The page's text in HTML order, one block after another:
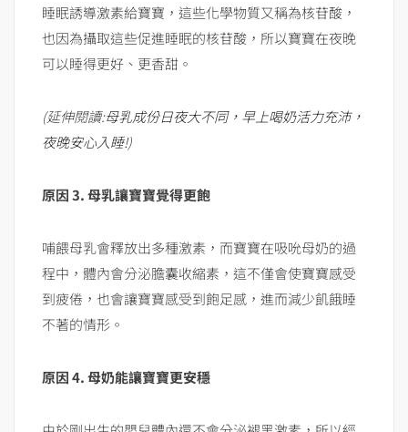
睡眠誘導激素給寶寶，這些化學物質又稱為核苷酸，
也因為攝取這些促進睡眠的核苷酸，所以寶寶在夜晚
可以睡得更好、更香甜。
(延伸閱讀:母乳成份日夜大不同，早上喝奶活力充沛，
夜晚安心入睡!)
原因3.母乳讓寶寶覺得更飽
哺餵母乳會釋放出多種激素，而寶寶在吸吮母奶的過
程中，體內會分泌膽囊收縮素，這不僅會使寶寶感受
到疲倦，也會讓寶寶感受到飽足感，進而減少飢餓睡
不著的情形。
原因4.母奶能讓寶寶更安穩